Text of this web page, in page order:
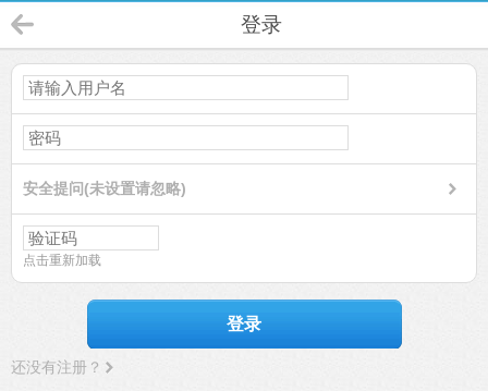
登录
安全提问(未设置请忽略)
点击重新加载
登录
还没有注册？